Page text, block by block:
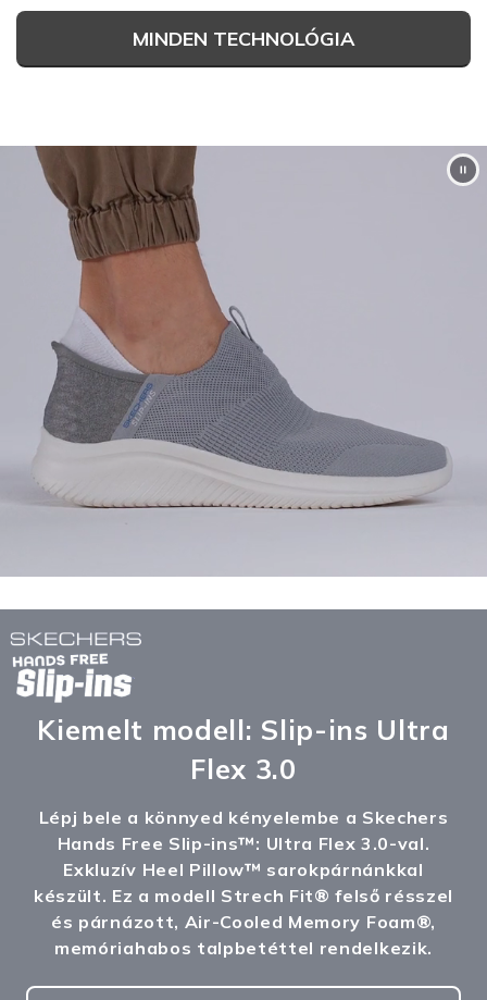
MINDEN TECHNOLÓGIA
Kiemelt modell: Slip-ins Ultra
Flex 3.0
Lépj bele a könnyed kényelembe a Skechers
Hands Free Slip-ins™: Ultra Flex 3.0-val.
Exkluzív Heel Pillow™ sarokpárnánkkal
készült. Ez a modell Strech Fit® felső résszel
és párnázott, Air-Cooled Memory Foam®,
memóriahabos talpbetéttel rendelkezik.